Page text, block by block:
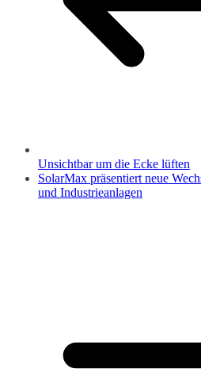
Unsichtbar um die Ecke lüften
SolarMax präsentiert neue
und Industrieanlagen